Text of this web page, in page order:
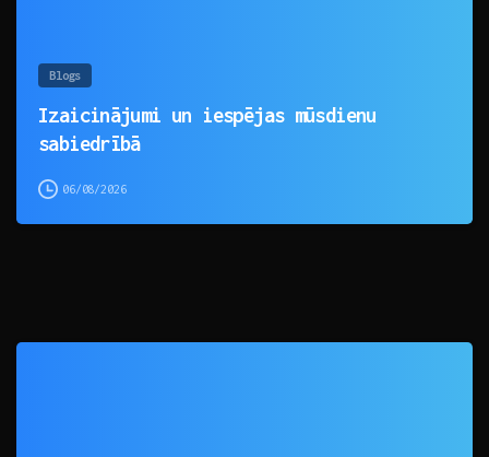
Blogs
Izaicinājumi un iespējas mūsdienu
sabiedrībā
06/08/2026